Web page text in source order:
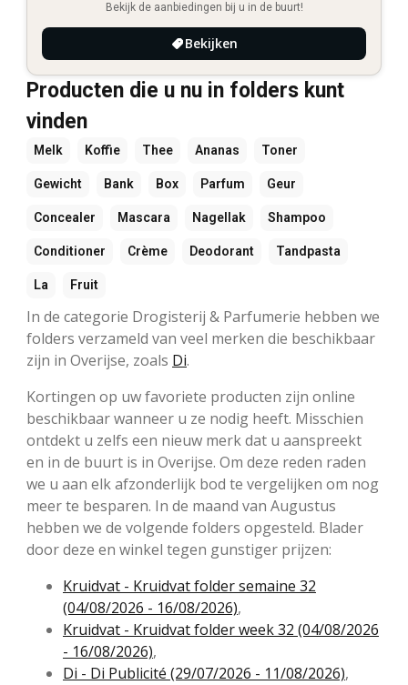
Bekijk de aanbiedingen bij u in de buurt!
Bekijken
Producten die u nu in folders kunt
vinden
Melk Koffie Thee Ananas Toner
Gewicht Bank Box Parfum Geur
Concealer Mascara Nagellak Shampoo
Conditioner Crème Deodorant Tandpasta
La Fruit
In de categorie Drogisterij & Parfumerie hebben we
folders verzameld van veel merken die beschikbaar
zijn in Overijse, zoals Di.
Kortingen op uw favoriete producten zijn online
beschikbaar wanneer u ze nodig heeft. Misschien
ontdekt u zelfs een nieuw merk dat u aanspreekt
en in de buurt is in Overijse. Om deze reden raden
we u aan elk afzonderlijk bod te vergelijken om nog
meer te besparen. In de maand van Augustus
hebben we de volgende folders opgesteld. Blader
door deze en winkel tegen gunstiger prijzen:
Kruidvat - Kruidvat folder semaine 32
(04/08/2026 - 16/08/2026),
Kruidvat - Kruidvat folder week 32 (04/08/2026
- 16/08/2026),
Di - Di Publicité (29/07/2026 - 11/08/2026),